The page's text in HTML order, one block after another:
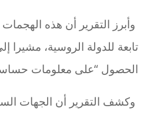
وأبرز التقرير أن هذه
تابعة للدولة الروسية، مشيرا
الحصول “على معلومات
وكشف التقرير أن الجهات